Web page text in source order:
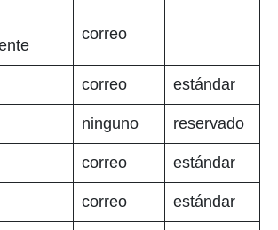
correo
correo estándar
ninguno reservado
correo estándar
correo estándar